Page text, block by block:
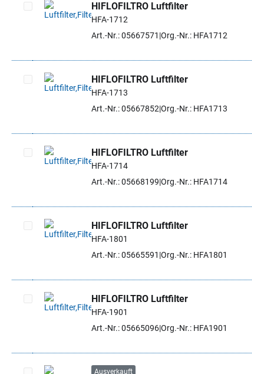
Artikel auswählen
HIFLOFILTRO Luftfilter
HFA-1712
Art.-Nr.: 05667571 Org.-Nr.: HFA1712
Artikel auswählen
HIFLOFILTRO Luftfilter
HFA-1713
Art.-Nr.: 05667852 Org.-Nr.: HFA1713
Artikel auswählen
HIFLOFILTRO Luftfilter
HFA-1714
Art.-Nr.: 05668199 Org.-Nr.: HFA1714
Artikel auswählen
HIFLOFILTRO Luftfilter
HFA-1801
Art.-Nr.: 05665591 Org.-Nr.: HFA1801
Artikel auswählen
HIFLOFILTRO Luftfilter
HFA-1901
Art.-Nr.: 05665096Org.-Nr.: HFA1901
Ausverkauft